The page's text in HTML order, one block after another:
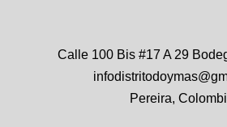
Calle 100 Bis #17 A 29
Pereira,